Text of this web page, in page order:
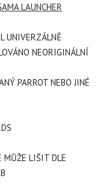
LAUNCHER
UNIVERZÁLNĚ
NEORIGINÁLNÍ
PARROT NEBO JINÉ
MŮŽE LIŠIT DLE